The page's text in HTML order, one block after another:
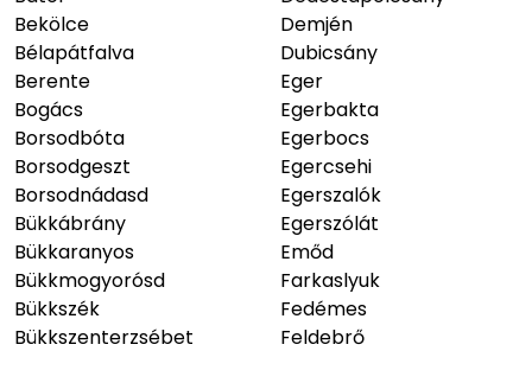
Bekölce
Bélapátfalva
Berente
Bogács
Borsodbóta
Borsodgeszt
Borsodnádasd
Bükkábrány
Bükkaranyos
Bükkmogyorósd
Bükkszék
Bükkszenterzsébet
Demjén
Dubicsány
Eger
Egerbakta
Egerbocs
Egercsehi
Egerszalók
Egerszólát
Emőd
Farkaslyuk
Fedémes
Feldebrő